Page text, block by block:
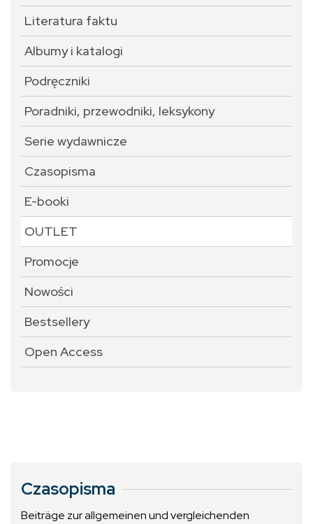
Literatura faktu
Albumy i katalogi
Podręczniki
Poradniki, przewodniki, leksykony
Serie wydawnicze
Czasopisma
E-booki
OUTLET
Promocje
Nowości
Bestsellery
Open Access
Czasopisma
Beiträge zur allgemeinen und vergleichenden